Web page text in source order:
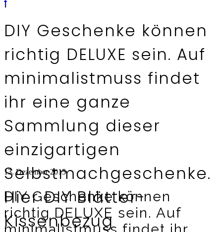
DIY Geschenke können
richtig DELUXE sein. Auf
minimalistmuss findet
ihr eine ganze
Sammlung dieser
einzigartigen
Selbstmachgeschenke.
Hier DIY Blätter-
Kissenbezug
13. Dezember 2015
DIY Geschenke können
richtig DELUXE sein. Auf